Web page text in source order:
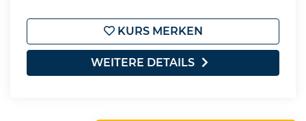
KURS MERKEN
WEITERE DETAILS